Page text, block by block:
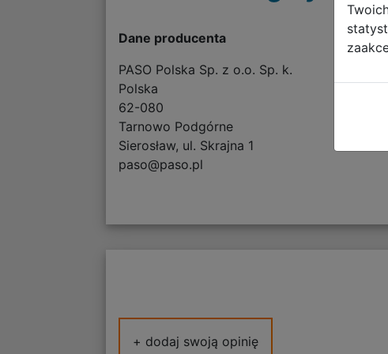
Dane producenta
PASO Polska Sp. z o.o. Sp. k.
Polska
62-080
Tarnowo Podgórne
Sierosław, ul. Skrajna 1
paso@paso.pl
+ dodaj swoją opinię